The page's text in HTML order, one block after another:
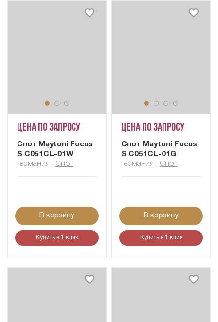
Цена по запросу
Спот Maytoni Focus
S C051CL-01W
Германия , Спот
В корзину
Купить в 1 клик
Цена по запросу
Спот Maytoni Focus
S C051CL-01G
Германия , Спот
В корзину
Купить в 1 клик